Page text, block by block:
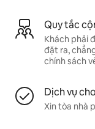
Quy tắc
Khách phải
đặt ra,
chính sách
Dịch vụ
Xin tòa nhà